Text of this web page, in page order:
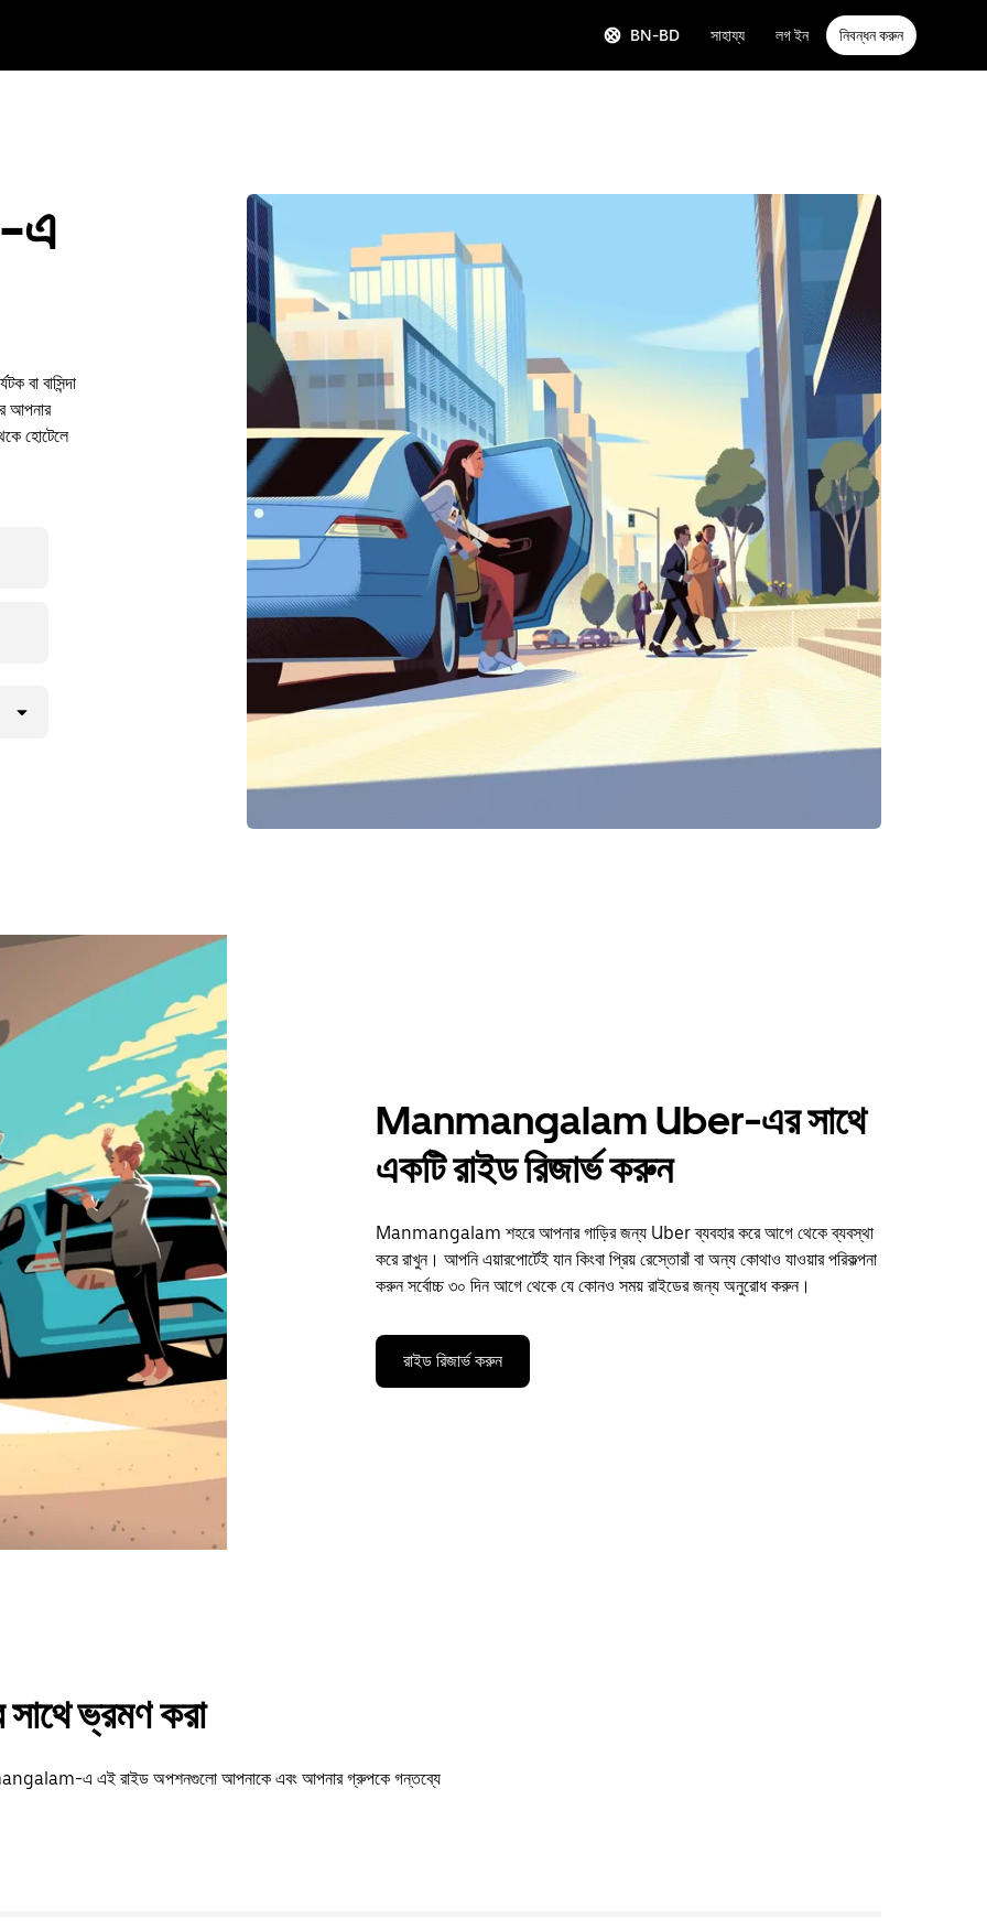
BN-BD সাহায্য লগ ইন নিবন্ধন করুন
এ
বা বাসিন্দা
আপনার
হোটেলে
Manmangalam Uber-এর সাথে
একটি রাইড রিজার্ভ করুন
Manmangalam শহরে আপনার গাড়ির জন্য Uber ব্যবহার করে আগে থেকে ব্যবস্থা
করে রাখুন। আপনি এয়ারপোর্টেই যান কিংবা প্রিয় রেস্তোরাঁ বা অন্য কোথাও যাওয়ার পরিকল্পনা
করুন সর্বোচ্চ ৩০ দিন আগে থেকে যে কোনও সময় রাইডের জন্য অনুরোধ করুন।
রাইড রিজার্ভ করুন
ভ্রমণ করা
এ এই রাইড অপশনগুলো আপনাকে এবং আপনার গ্রুপকে গন্তব্যে